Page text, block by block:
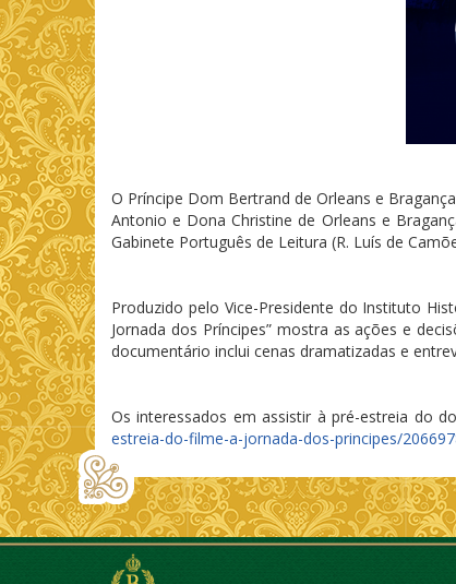
O Príncipe Dom Bertrand de Orleans e
Antonio e Dona Christine de Orleans e
Gabinete Português de Leitura (R. Luís de
Produzido pelo Vice-Presidente do Instituto
Jornada dos Príncipes” mostra as ações e
documentário inclui cenas dramatizadas e
Os interessados em assistir à pré-estreia do
estreia-do-filme-a-jornada-dos-principes/